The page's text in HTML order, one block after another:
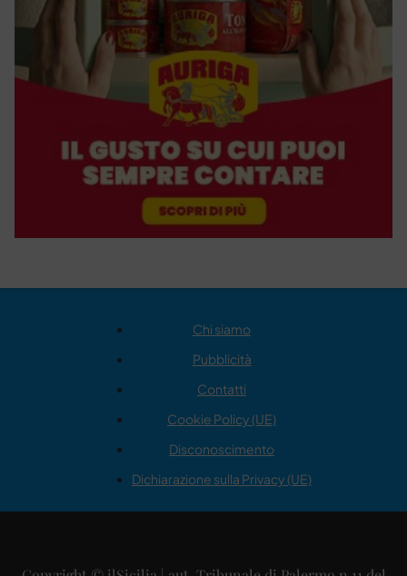
Chi siamo
Pubblicità
Contatti
Cookie Policy (UE)
Disconoscimento
Dichiarazione sulla Privacy (UE)